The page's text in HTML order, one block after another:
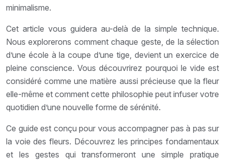
minimalisme.
Cet article vous guidera au-delà de la simple technique.
Nous explorerons comment chaque geste, de la sélection
d’une école à la coupe d’une tige, devient un exercice de
pleine conscience. Vous découvrirez pourquoi le vide est
considéré comme une matière aussi précieuse que la fleur
elle-même et comment cette philosophie peut infuser votre
quotidien d’une nouvelle forme de sérénité.
Ce guide est conçu pour vous accompagner pas à pas sur
la voie des fleurs. Découvrez les principes fondamentaux
et les gestes qui transformeront une simple pratique